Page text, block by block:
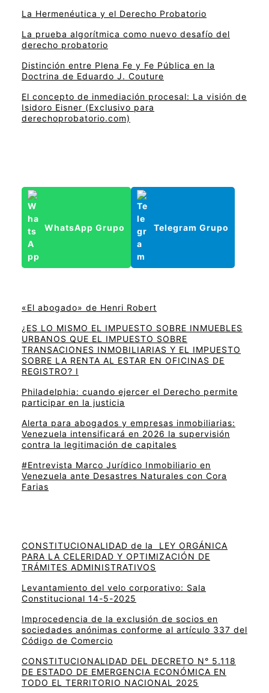
La Hermenéutica y el Derecho Probatorio
La prueba algorítmica como nuevo desafío del
derecho probatorio
Distinción entre Plena Fe y Fe Pública en la
Doctrina de Eduardo J. Couture
El concepto de inmediación procesal: La visión de
Isidoro Eisner (Exclusivo para
derechoprobatorio.com)
WhatsApp Grupo Telegram Grupo
«El abogado» de Henri Robert
¿ES LO MISMO EL IMPUESTO SOBRE INMUEBLES
URBANOS QUE EL IMPUESTO SOBRE
TRANSACIONES INMOBILIARIAS Y EL IMPUESTO
SOBRE LA RENTA AL ESTAR EN OFICINAS DE
REGISTRO? I
Philadelphia: cuando ejercer el Derecho permite
participar en la justicia
Alerta para abogados y empresas inmobiliarias:
Venezuela intensificará en 2026 la supervisión
contra la legitimación de capitales
#Entrevista Marco Jurídico Inmobiliario en
Venezuela ante Desastres Naturales con Cora
Farias
CONSTITUCIONALIDAD de la LEY ORGÁNICA
PARA LA CELERIDAD Y OPTIMIZACIÓN DE
TRÁMITES ADMINISTRATIVOS
Levantamiento del velo corporativo: Sala
Constitucional 14-5-2025
Improcedencia de la exclusión de socios en
sociedades anónimas conforme al artículo 337 del
Código de Comercio
CONSTITUCIONALIDAD DEL DECRETO N° 5.118
DE ESTADO DE EMERGENCIA ECONÓMICA EN
TODO EL TERRITORIO NACIONAL 2025